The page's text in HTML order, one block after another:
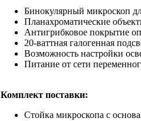
Бинокулярный микроскоп
Планахроматические
Антигрибковое покрытие
20-ваттная галогенная
Возможность настройки
Питание от сети
Комплект поставки:
Стойка микроскопа с